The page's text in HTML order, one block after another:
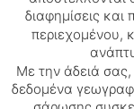
ΚΛΑΣΙΚΗ
διαφημίσεις
περιεχομένου,
Με την άδειά σας,
δεδομένα